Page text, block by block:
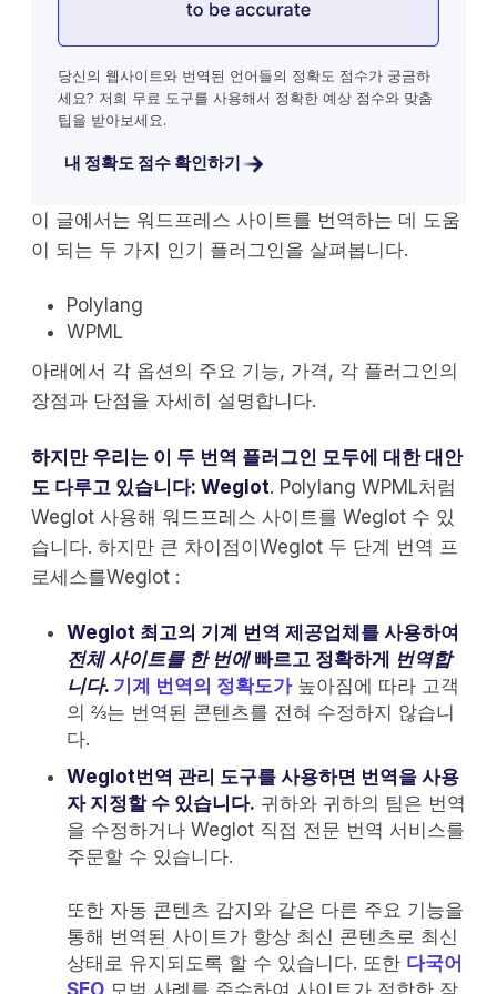
이 글에서는 워드프레스 사이트를 번역하는 데 도움
이 되는 두 가지 인기 플러그인을 살펴봅니다.
Polylang
WPML
아래에서 각 옵션의 주요 기능, 가격, 각 플러그인의
장점과 단점을 자세히 설명합니다.
하지만 우리는 이 두 번역 플러그인 모두에 대한 대안
도 다루고 있습니다: Weglot. Polylang WPML처럼
Weglot 사용해 워드프레스 사이트를 Weglot 수 있
습니다. 하지만 큰 차이점이Weglot 두 단계 번역 프
로세스를Weglot :
Weglot 최고의 기계 번역 제공업체를 사용하여
전체 사이트를 한 번에빠르고 정확하게
번역합
니다. 기계 번역의 정확도가높아짐에 따라 고객
의 ⅔는 번역된 콘텐츠를 전혀 수정하지 않습니
다.
Weglot번역 관리 도구를 사용하면 번역을 사용
자 지정할 수 있습니다. 귀하와 귀하의 팀은 번역
을 수정하거나 Weglot 직접 전문 번역 서비스를
주문할 수 있습니다.
또한 자동 콘텐츠 감지와 같은 다른 주요 기능을
통해 번역된 사이트가 항상 최신 콘텐츠로 최신
상태로 유지되도록 할 수 있습니다. 또한 다국어
당신의 웹사이트와 번역된 언어들의 정확도 점수가 궁금하
세요? 저희 무료 도구를 사용해서 정확한 예상 점수와 맞춤
팁을 받아보세요.
내 정확도 점수 확인하기